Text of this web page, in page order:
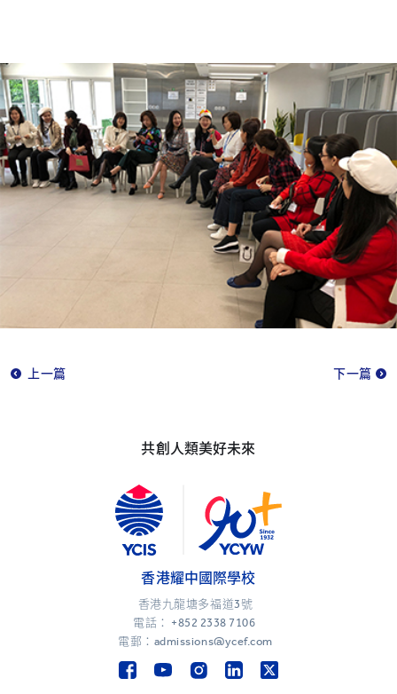
上一篇 下一篇
共創人類美好未來
香港耀中國際學校
香港九龍塘多福道3號
電話： +852 2338 7106
電郵：admissions@ycef.com